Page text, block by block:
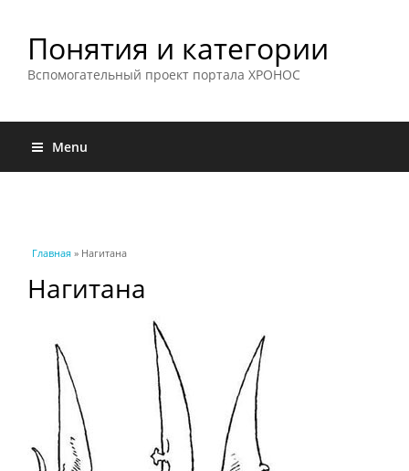
Понятия и категории
Вспомогательный проект портала ХРОНОС
Menu
Вы здесь
Главная » Нагитана
Нагитана